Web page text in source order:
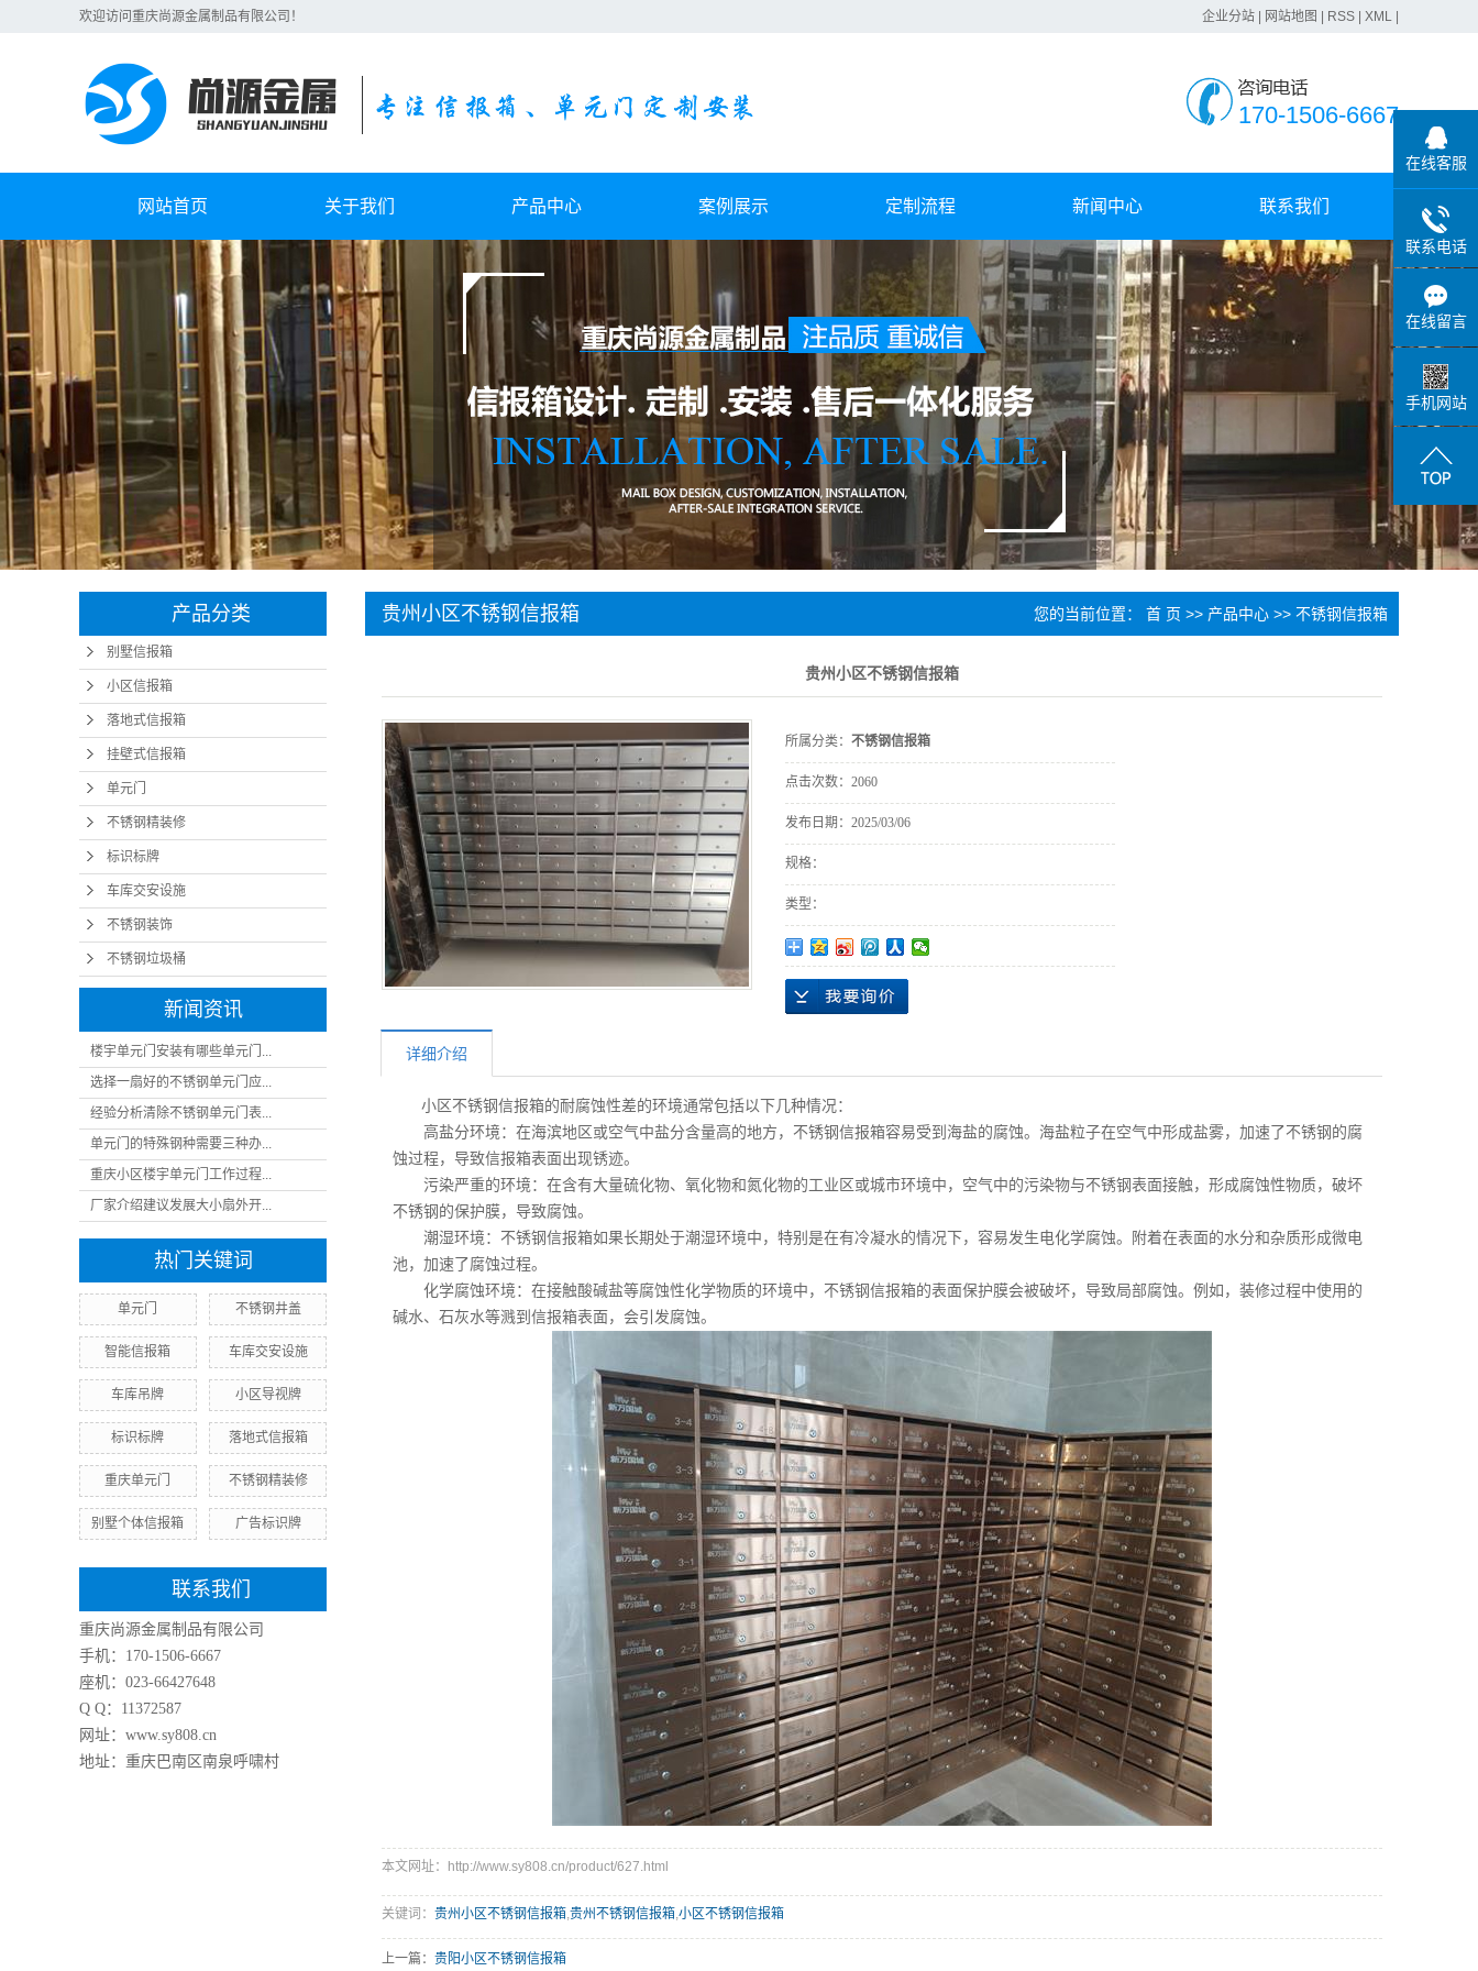
欢迎访问重庆尚源金属制品有限公司！ 企业分站 网站地图 RSS XML
170-1506-6667
网站首页 关于我们
公司简介
联系我们
产品中心
小区信报箱
落地式信报箱
挂壁式信报箱
不锈钢精装修
标识标牌
车库交安设施
不锈钢装饰
不锈钢垃圾桶
案例展示
设备展示
定制流程 新闻中心
公司动态
行业动态
常见问题
联系我们
产品分类
别墅信报箱
小区信报箱
落地式信报箱
挂壁式信报箱
单元门
不锈钢精装修
标识标牌
车库交安设施
不锈钢装饰
不锈钢垃圾桶
新闻资讯
楼宇单元门安装有哪些单元门...
选择一扇好的不锈钢单元门应...
经验分析清除不锈钢单元门表...
单元门的特殊钢种需要三种办...
重庆小区楼宇单元门工作过程...
厂家介绍建议发展大小扇外开...
热门关键词
单元门 不锈钢井盖
智能信报箱 车库交安设施
车库吊牌 小区导视牌
标识标牌 落地式信报箱
重庆单元门 不锈钢精装修
别墅个体信报箱 广告标识牌
联系我们
重庆尚源金属制品有限公司
手机：170-1506-6667
座机：023-66427648
Q Q：11372587
网址：www.sy808.cn
地址：重庆巴南区南泉呼啸村
贵州小区不锈钢信报箱 您的当前位置： 首 页 >> 产品中心 >> 不锈钢信报箱
贵州小区不锈钢信报箱
所属分类： 不锈钢信报箱
点击次数： 2060
发布日期： 2025/03/06
规格：
类型：
详细介绍
小区不锈钢信报箱的耐腐蚀性差的环境通常包括以下几种情况：
高盐分环境：在海滨地区或空气中盐分含量高的地方，不锈钢信报箱容易受到海盐的腐蚀。海盐粒子在空气中形成盐雾，加速了不锈钢的腐
蚀过程，导致信报箱表面出现锈迹。
污染严重的环境：在含有大量硫化物、氧化物和氮化物的工业区或城市环境中，空气中的污染物与不锈钢表面接触，形成腐蚀性物质，破坏
不锈钢的保护膜，导致腐蚀。
潮湿环境：不锈钢信报箱如果长期处于潮湿环境中，特别是在有冷凝水的情况下，容易发生电化学腐蚀。附着在表面的水分和杂质形成微电
池，加速了腐蚀过程。
化学腐蚀环境：在接触酸碱盐等腐蚀性化学物质的环境中，不锈钢信报箱的表面保护膜会被破坏，导致局部腐蚀。例如，装修过程中使用的
碱水、石灰水等溅到信报箱表面，会引发腐蚀。
本文网址：http://www.sy808.cn/product/627.html
关键词： 贵州小区不锈钢信报箱,贵州不锈钢信报箱,小区不锈钢信报箱
上一篇： 贵阳小区不锈钢信报箱
在线客服
联系电话
在线留言
手机网站